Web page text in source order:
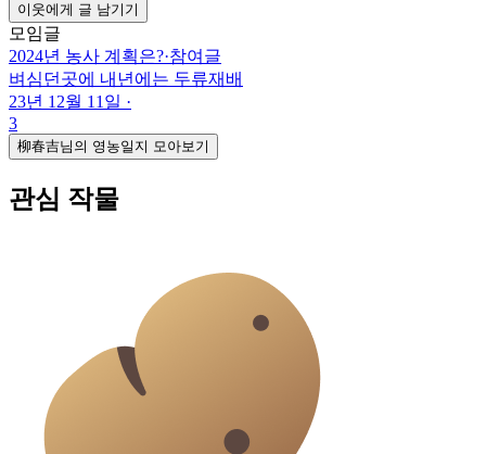
이웃에게 글 남기기
모임글
2024년 농사 계획은?·참여글
벼심던곳에 내년에는 두류재배
23년 12월 11일 ·
3
柳春吉님의 영농일지 모아보기
관심 작물